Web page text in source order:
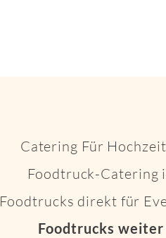
Catering Für
Foodtruck-Catering
Foodtrucks direkt für
Foodtrucks weiter